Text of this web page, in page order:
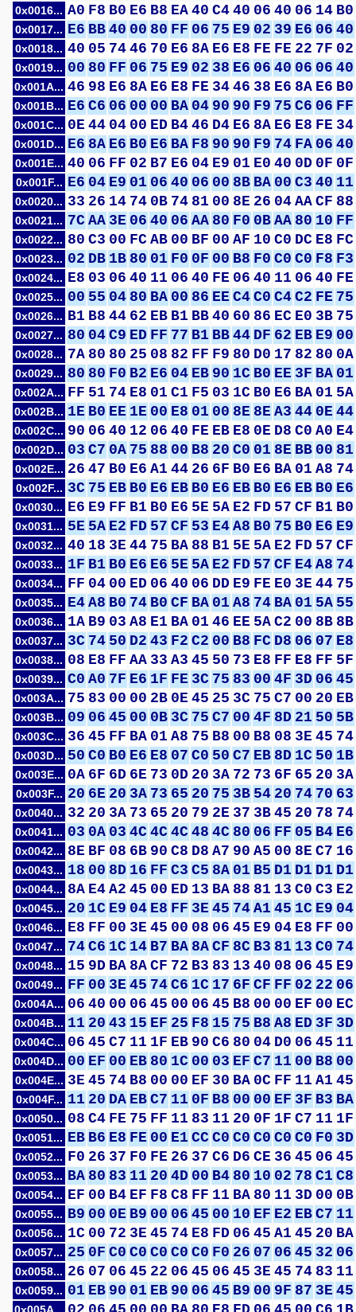
0x0016... A0 F8 B0 E6 B8 EA 40 C4 40 06 40 06 14 B0
0x0017... E6 BB 40 00 80 FF 06 75 E9 02 39 E6 06 40
0x0018... 40 05 74 46 70 E6 8A E6 E8 FE FE 22 7F 02
0x0019... 00 80 FF 06 75 E9 02 38 E6 06 40 06 06 40
0x001A... 46 98 E6 8A E6 E8 FE 34 46 38 E6 8A E6 B0
0x001B... E6 C6 06 00 00 BA 04 90 90 F9 75 C6 06 FF
0x001C... 0E 44 04 00 ED B4 46 D4 E6 8A E6 E8 FE 34
0x001D... E6 8A E6 B0 E6 BA F8 90 90 F9 74 FA 06 40
0x001E... 40 06 FF 02 B7 E6 04 E9 01 E0 40 0D 0F 0F
0x001F... E6 04 E9 01 06 40 06 00 8B BA 00 C3 40 11
0x0020... 33 26 14 74 0B 74 81 00 8E 26 04 AA CF 88
0x0021... 7C AA 3E 06 40 06 AA 80 F0 0B AA 80 10 FF
0x0022... 80 C3 00 FC AB 00 BF 00 AF 10 C0 DC E8 FC
0x0023... 02 DB 1B 80 01 F0 0F 00 B8 F0 C0 C0 F8 F3
0x0024... E8 03 06 40 11 06 40 FE 06 40 11 06 40 FE
0x0025... 00 55 04 80 BA 00 86 EE C4 C0 C4 C2 FE 75
0x0026... B1 B8 44 62 EB B1 BB 40 60 86 EC E0 3B 75
0x0027... 80 04 C9 ED FF 77 B1 BB 44 DF 62 EB E9 00
0x0028... 7A 80 80 25 08 82 FF F9 80 D0 17 82 80 0A
0x0029... 80 80 F0 B2 E6 04 EB 90 1C B0 EE 3F BA 01
0x002A... FF 51 74 E8 01 C1 F5 03 1C B0 E6 BA 01 5A
0x002B... 1E B0 EE 1E 00 E8 01 00 8E 8E A3 44 0E 44
0x002C... 90 06 40 12 06 40 FE EB E8 0E D8 C0 A0 E4
0x002D... 03 C7 0A 75 88 00 B8 20 C0 01 8E BB 00 81
0x002E... 26 47 B0 E6 A1 44 26 6F B0 E6 BA 01 A8 74
0x002F... 3C 75 EB B0 E6 EB B0 E6 EB B0 E6 EB B0 E6
0x0030... E6 E9 FF B1 B0 E6 5E 5A E2 FD 57 CF B1 B0
0x0031... 5E 5A E2 FD 57 CF 53 E4 A8 B0 75 B0 E6 E9
0x0032... 40 18 3E 44 75 BA 88 B1 5E 5A E2 FD 57 CF
0x0033... 1F B1 B0 E6 E6 5E 5A E2 FD 57 CF E4 A8 74
0x0034... FF 04 00 ED 06 40 06 DD E9 FE E0 3E 44 75
0x0035... E4 A8 B0 74 B0 CF BA 01 A8 74 BA 01 5A 55
0x0036... 1A B9 03 A8 E1 BA 01 46 EE 5A C2 00 8B 8B
0x0037... 3C 74 50 D2 43 F2 C2 00 B8 FC D8 06 07 E8
0x0038... 08 E8 FF AA 33 A3 45 50 73 E8 FF E8 FF 5F
0x0039... C0 A0 7F E6 1F FE 3C 75 83 00 4F 3D 06 45
0x003A... 75 83 00 00 2B 0E 45 25 3C 75 C7 00 20 EB
0x003B... 09 06 45 00 0B 3C 75 C7 00 4F 8D 21 50 5B
0x003C... 36 45 FF BA 01 A8 75 B8 00 B8 08 3E 45 74
0x003D... 50 C0 B0 E6 E8 07 C0 50 C7 EB 8D 1C 50 1B
0x003E... 0A 6F 6D 6E 73 0D 20 3A 72 73 6F 65 20 3A
0x003F... 20 6E 20 3A 73 65 20 75 3B 54 20 74 70 63
0x0040... 32 20 3A 73 65 20 79 2E 37 3B 45 20 78 74
0x0041... 03 0A 03 4C 4C 4C 48 4C 80 06 FF 05 B4 E6
0x0042... 8E BF 08 6B 90 C8 D8 A7 90 A5 00 8E C7 16
0x0043... 18 00 8D 16 FF C3 C5 8A 01 B5 D1 D1 D1 D1
0x0044... 8A E4 A2 45 00 ED 13 BA 88 81 13 C0 C3 E2
0x0045... 20 1C E9 04 E8 FF 3E 45 74 A1 45 1C E9 04
0x0046... E8 FF 00 3E 45 00 08 06 45 E9 04 E8 FF 00
0x0047... 74 C6 1C 14 B7 BA 8A CF 8C B3 81 13 C0 74
0x0048... 15 9D BA 8A CF 72 B3 83 13 40 08 06 45 E9
0x0049... FF 00 3E 45 74 C6 1C 17 6F CF FF 02 22 06
0x004A... 06 40 00 06 45 00 06 45 B8 00 00 EF 00 EC
0x004B... 11 20 43 15 EF 25 F8 15 75 B8 A8 ED 3F 3D
0x004C... 06 45 C7 11 1F EB 90 C6 80 04 D0 06 45 11
0x004D... 00 EF 00 EB 80 1C 00 03 EF C7 11 00 B8 00
0x004E... 3E 45 74 B8 00 00 EF 30 BA 0C FF 11 A1 45
0x004F... 11 20 DA EB C7 11 0F B8 00 00 EF 3F B3 BA
0x0050... 08 C4 FE 75 FF 11 83 11 20 0F 1F C7 11 1F
0x0051... EB B6 E8 FE 00 E1 CC C0 C0 C0 C0 C0 F0 3D
0x0052... F0 26 37 F0 FE 26 37 C6 D6 CE 36 45 06 45
0x0053... BA 80 83 11 20 4D 00 B4 80 10 02 78 C1 C8
0x0054... EF 00 B4 EF F8 C8 FF 11 BA 80 11 3D 00 0B
0x0055... B9 00 0E B9 00 06 45 00 10 EF E2 EB C7 11
0x0056... 1C 00 72 3E 45 74 E8 FD 06 45 A1 45 20 BA
0x0057... 25 0F C0 C0 C0 C0 C0 F0 26 07 06 45 32 06
0x0058... 26 07 06 45 22 06 45 06 45 3E 45 74 83 11
0x0059... 01 EB 90 01 EB 90 06 45 B9 00 9F 87 3E 45